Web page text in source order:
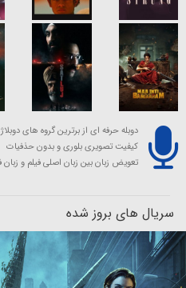
دوبله حرفه ای از برترین گروه های دوبلاژ
کیفیت تصویری بلوری و بدون حذفیات
تعویض زبان بین زبان اصلی فیلم و زبان
سریال های بروز شده